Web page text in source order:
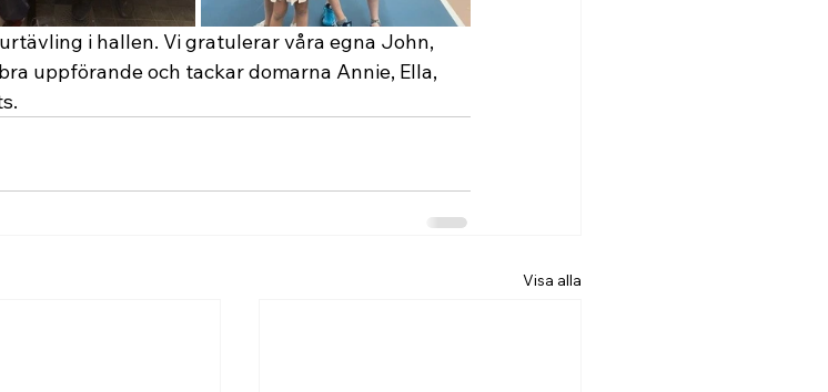
i hallen. Vi gratulerar våra egna John,
uppförande och tackar domarna Annie, Ella,
Visa alla